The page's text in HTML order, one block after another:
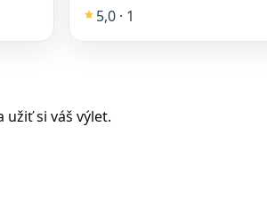
5,0 · 1
si váš výlet.